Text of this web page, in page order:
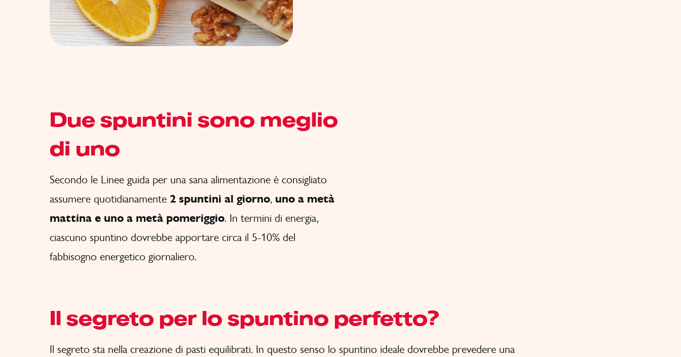
Due spuntini sono meglio
di uno
Secondo le Linee guida per una sana alimentazione è consigliato
assumere quotidianamente 2 spuntini al giorno, uno a metà
mattina e uno a metà pomeriggio. In termini di energia,
ciascuno spuntino dovrebbe apportare circa il 5-10% del
fabbisogno energetico giornaliero.
Il segreto per lo spuntino perfetto?
Il segreto sta nella creazione di pasti equilibrati. In questo senso lo spuntino ideale dovrebbe prevedere una